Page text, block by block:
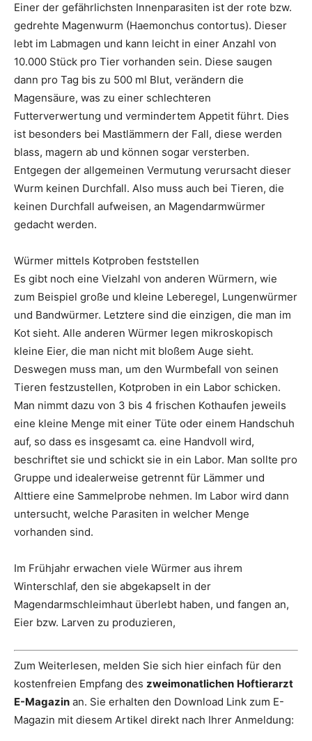
Einer der gefährlichsten Innenparasiten ist der rote bzw.
gedrehte Magenwurm (Haemonchus contortus). Dieser
lebt im Labmagen und kann leicht in einer Anzahl von
10.000 Stück pro Tier vorhanden sein. Diese saugen
dann pro Tag bis zu 500 ml Blut, verändern die
Magensäure, was zu einer schlechteren
Futterverwertung und vermindertem Appetit führt. Dies
ist besonders bei Mastlämmern der Fall, diese werden
blass, magern ab und können sogar versterben.
Entgegen der allgemeinen Vermutung verursacht dieser
Wurm keinen Durchfall. Also muss auch bei Tieren, die
keinen Durchfall aufweisen, an Magendarmwürmer
gedacht werden.
Würmer mittels Kotproben feststellen
Es gibt noch eine Vielzahl von anderen Würmern, wie
zum Beispiel große und kleine Leberegel, Lungenwürmer
und Bandwürmer. Letztere sind die einzigen, die man im
Kot sieht. Alle anderen Würmer legen mikroskopisch
kleine Eier, die man nicht mit bloßem Auge sieht.
Deswegen muss man, um den Wurmbefall von seinen
Tieren festzustellen, Kotproben in ein Labor schicken.
Man nimmt dazu von 3 bis 4 frischen Kothaufen jeweils
eine kleine Menge mit einer Tüte oder einem Handschuh
auf, so dass es insgesamt ca. eine Handvoll wird,
beschriftet sie und schickt sie in ein Labor. Man sollte pro
Gruppe und idealerweise getrennt für Lämmer und
Alttiere eine Sammelprobe nehmen. Im Labor wird dann
untersucht, welche Parasiten in welcher Menge
vorhanden sind.
Im Frühjahr erwachen viele Würmer aus ihrem
Winterschlaf, den sie abgekapselt in der
Magendarmschleimhaut überlebt haben, und fangen an,
Eier bzw. Larven zu produzieren,
Zum Weiterlesen, melden Sie sich hier einfach für den
kostenfreien Empfang des zweimonatlichen Hoftierarzt
E-Magazin an. Sie erhalten den Download Link zum E-
Magazin mit diesem Artikel direkt nach Ihrer Anmeldung: